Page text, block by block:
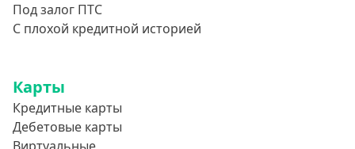
Под залог ПТС
С плохой кредитной историей
Карты
Кредитные карты
Дебетовые карты